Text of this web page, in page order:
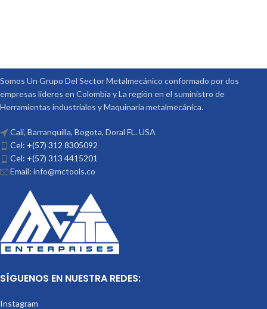
Somos Un Grupo Del Sector Metalmecánico conformado por dos
empresas lideres en Colombia y La región en el suministro de
Herramientas industriales y Maquinaria metalmecánica.
Cali, Barranquilla, Bogota, Doral FL. USA
Cel: +(57) 312 8305092
Cel: +(57) 313 4415201
Email: info@mctools.co
SÍGUENOS EN NUESTRA REDES:
Instagram